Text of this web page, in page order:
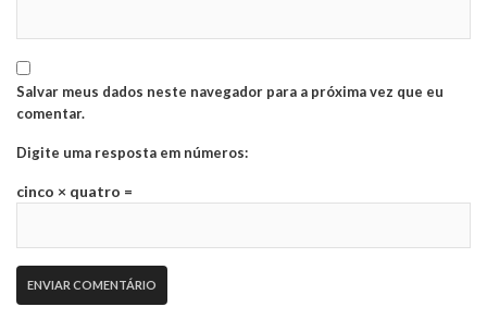
Salvar meus dados neste navegador para a próxima vez que eu
comentar.
Digite uma resposta em números:
cinco × quatro =